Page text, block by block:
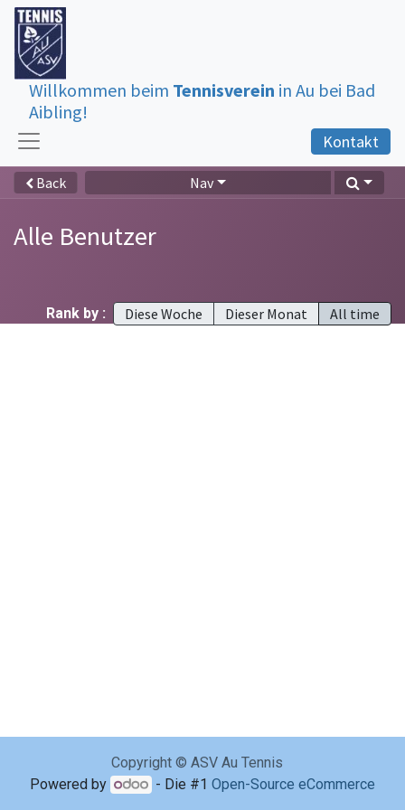
Willkommen beim Tennisverein in Au bei Bad
Aibling!
Kontakt
Back Nav
Alle Benutzer
Rank by : Diese Woche Dieser Monat All time
Copyright © ASV Au Tennis
Powered by
- Die #1Open-Source eCommerce